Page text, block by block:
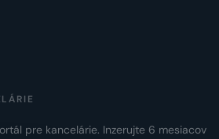
pre kancelárie. Inzerujte 6 mesiacov